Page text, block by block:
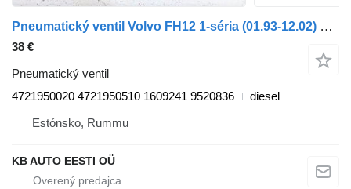
Pneumatický ventil Volvo FH12 1-séria (01.93-12.02) 4721950020 na nákladného auta Volvo FH12, FH16, NH12, FH, VNL780 (1993-2014)
38 €
Pneumatický ventil
4721950020 4721950510 1609241 9520836
diesel
Estónsko, Rummu
KB AUTO EESTI OÜ